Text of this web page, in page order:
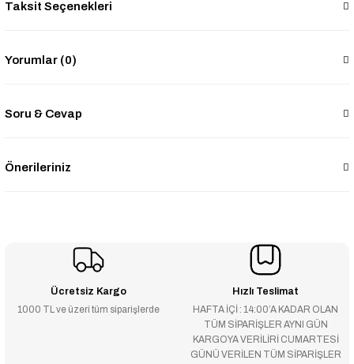
Taksit Seçenekleri
Yorumlar (0)
Soru & Cevap
Önerileriniz
Ücretsiz Kargo
1000 TL ve üzeri tüm siparişlerde
Hızlı Teslimat
HAFTA İÇİ : 14:00’A KADAR OLAN
TÜM SİPARİŞLER AYNI GÜN
KARGOYA VERİLİRİ CUMARTESİ
GÜNÜ VERİLEN TÜM SİPARİŞLER